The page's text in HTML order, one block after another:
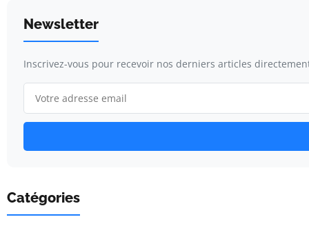
Newsletter
Inscrivez-vous pour recevoir nos derniers articles
Catégories